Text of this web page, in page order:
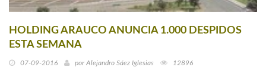
HOLDING ARAUCO ANUNCIA 1.000 DESPIDOS
ESTA SEMANA
07-09-2016 por Alejandro Sáez Iglesias 12896